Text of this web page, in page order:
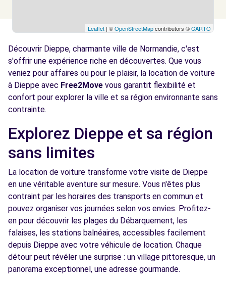
Leaflet | ©OpenStreetMapcontributors ©CARTO
Découvrir Dieppe, charmante ville de Normandie, c'est
s'offrir une expérience riche en découvertes. Que vous
veniez pour affaires ou pour le plaisir, la location de voiture
à Dieppe avec Free2Move vous garantit flexibilité et
confort pour explorer la ville et sa région environnante sans
contrainte.
Explorez Dieppe et sa région
sans limites
La location de voiture transforme votre visite de Dieppe
en une véritable aventure sur mesure. Vous n'êtes plus
contraint par les horaires des transports en commun et
pouvez organiser vos journées selon vos envies. Profitez-
en pour découvrir les plages du Débarquement, les
falaises, les stations balnéaires, accessibles facilement
depuis Dieppe avec votre véhicule de location. Chaque
détour peut révéler une surprise : un village pittoresque, un
panorama exceptionnel, une adresse gourmande.